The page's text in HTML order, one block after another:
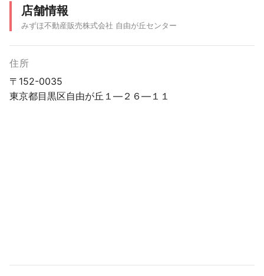
店舗情報
みずほ不動産販売株式会社 自由が丘センター
住所
〒152-0035
東京都目黒区自由が丘１―２６―１１